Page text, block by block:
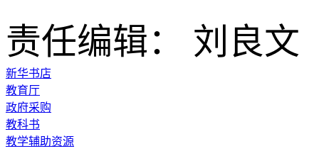
责任编辑： 刘良文
新华书店
教育厅
政府采购
教科书
教学辅助资源